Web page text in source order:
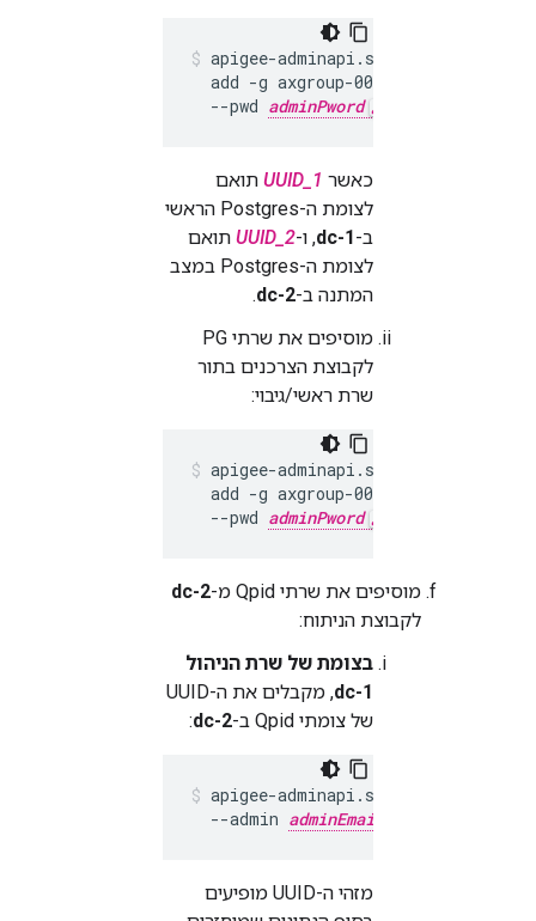
apigee-adminapi.sh analytics
  add -g axgroup-001 -u "
  --pwd
adminPword
כאשר UUID_1 תואם
לצומת ה-Postgres הראשי
ב- dc-1, ו-UUID_2 תואם
לצומת ה-Postgres במצב
המתנה ב-dc-2
.
מוסיפים את שרתי PG
לקבוצת הצרכנים בתור
שרת ראשי/גיבוי:
apigee-adminapi.sh analytics
add -g axgroup-001 -c consumer-
  --pwd
adminPword
מוסיפים את שרתי Qpid מ-
dc-2
לקבוצת הניתוח:
בצומת של שרת הניהול
dc-1
, מקבלים את ה-UUID
של צומתי Qpid ב-
dc-2
:
apigee-adminapi.sh servers list
  --admin
adminEmail
מזהי ה-UUID מופיעים